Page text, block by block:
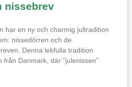
nissebrev
har en ny och charmig jultradition
nissedörren och de
Denna lekfulla tradition
Danmark, där ”julenissen”